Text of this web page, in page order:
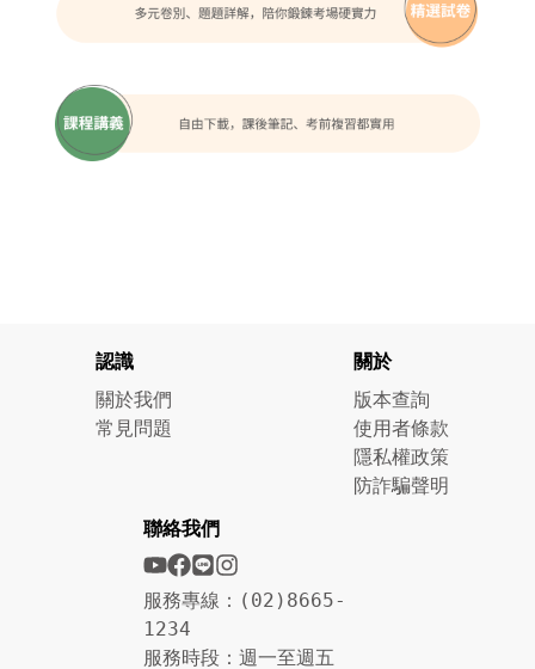
認識
關於我們
常見問題
關於
版本查詢
使用者條款
隱私權政策
防詐騙聲明
聯絡我們
服務專線：(02)8665-
1234
服務時段：週一至週五